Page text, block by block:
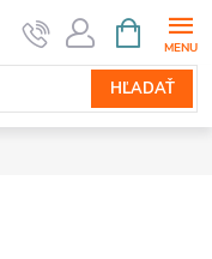
HĽADAŤ
KOŠÍK